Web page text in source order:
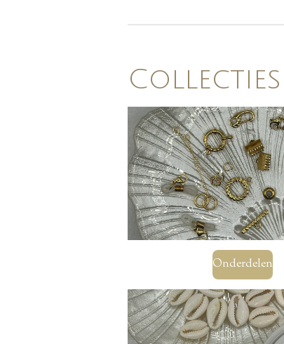
Collecties
Onderdelen